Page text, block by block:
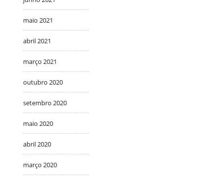
maio 2021
abril 2021
março 2021
outubro 2020
setembro 2020
maio 2020
abril 2020
março 2020